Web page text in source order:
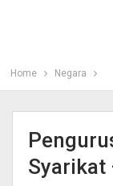
Home Negara
Syarikat